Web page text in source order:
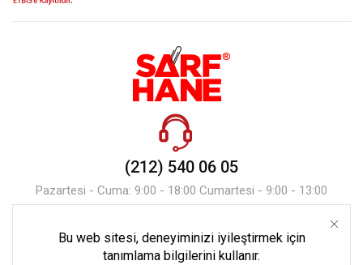
(212) 540 06 05
Pazartesi - Cuma: 9:00 - 18:00 Cumartesi - 9:00 - 13:00
Mesaj Gönder
Bu web sitesi, deneyiminizi iyileştirmek için
tanımlama bilgilerini kullanır.